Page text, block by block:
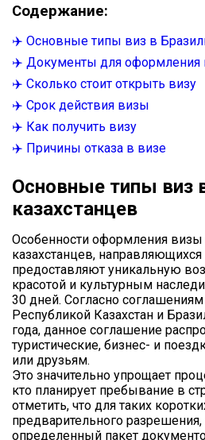
Содержание:
✈️ Основные типы виз в
✈️ Документы для оформления
✈️ Сколько стоит открыть визу
✈️ Срок действия визы
✈️ Как получить визу
✈️ Причины отказа в визе
Основные типы виз
казахстанцев
Особенности оформления
казахстанцев, направляющихся
предоставляют уникальную
красотой и культурным
30 дней. Согласно
Республикой Казахстан и
года, данное соглашение
туристические, бизнес- и
или друзьям.
Это значительно упрощает
кто планирует пребывание в
отметить, что для таких
предварительного
определенный пакет